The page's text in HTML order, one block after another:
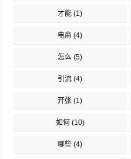
才能 (1)
电商 (4)
怎么 (5)
引流 (4)
开张 (1)
如何 (10)
哪些 (4)